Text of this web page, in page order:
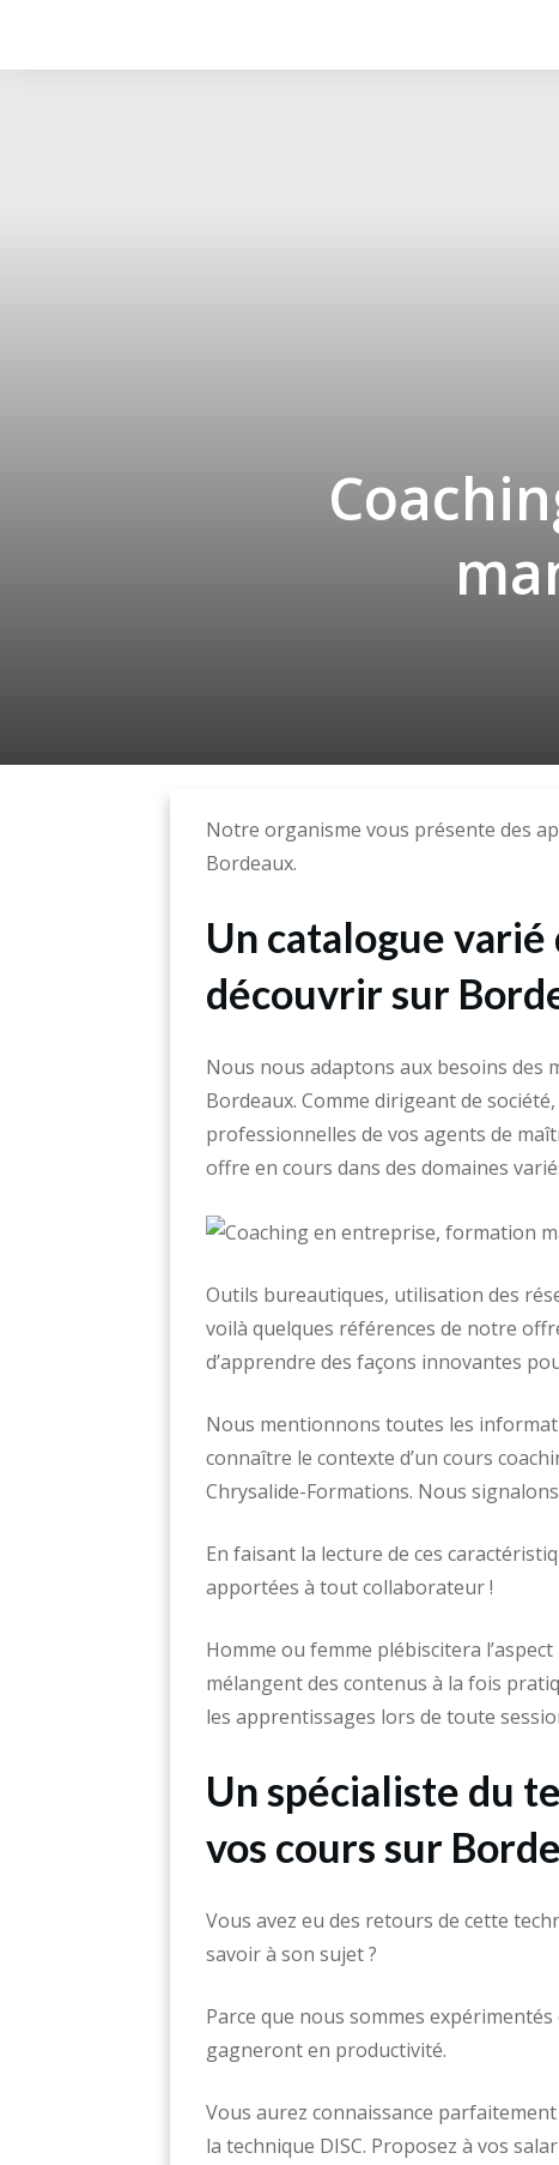
Notre organisme vous présente des
Bordeaux.
Un catalogue varié
découvrir sur
Nous nous adaptons aux besoins des
Bordeaux. Comme dirigeant de
professionnelles de vos agents de
offre en cours dans des domaines
Outils bureautiques, utilisation des
voilà quelques références de notre
d’apprendre des façons innovantes
Nous mentionnons toutes les
connaître le contexte d’un cours
Chrysalide-Formations. Nous
En faisant la lecture de ces
apportées à tout collaborateur !
Homme ou femme plébiscitera
mélangent des contenus à la fois
les apprentissages lors de toute
Un spécialiste du
vos cours sur
Vous avez eu des retours de cette
savoir à son sujet ?
Parce que nous sommes
gagneront en productivité.
Vous aurez connaissance
la technique DISC. Proposez à vos